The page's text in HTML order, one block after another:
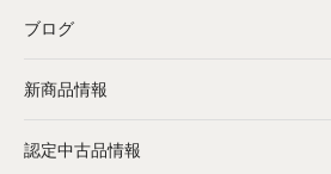
ブログ
新商品情報
認定中古品情報